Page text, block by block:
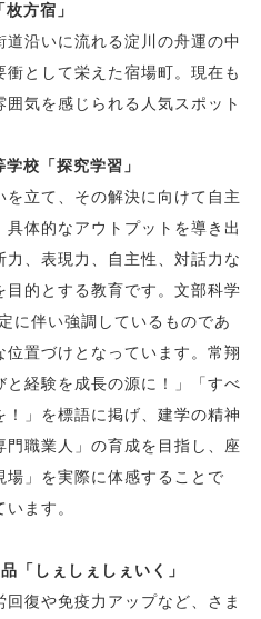
方宿」
沿いに流れる淀川の舟運の中
として栄えた宿場町。現在も
気を感じられる人気スポット
校「探究学習」
立て、その解決に向けて自主
体的なアウトプットを導き出
、表現力、自主性、対話力な
目的とする教育です。文部科学
に伴い強調しているものであ
位置づけとなっています。常翔
経験を成長の源に！」「すべ
」を標語に掲げ、建学の精神
職業人」の育成を目指し、座
」を実際に体感することで
ます。
「しぇしぇしぇいく」
復や免疫力アップなど、さま